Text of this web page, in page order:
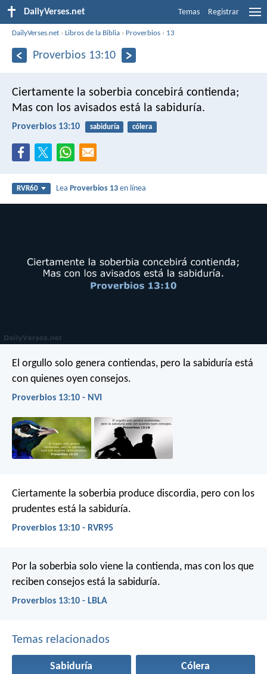
DailyVerses.net Temas Registrar
DailyVerses.net ›Libros de la Biblia › Proverbios › 13
Proverbios 13:10
Ciertamente la soberbia concebirá contienda;
Mas con los avisados está la sabiduría.
Proverbios 13:10 sabiduría cólera
RVR60 LeaProverbios 13 en línea
El orgullo solo genera contiendas, pero la sabiduría está
con quienes oyen consejos.
Proverbios 13:10 - NVI
Ciertamente la soberbia produce discordia, pero con los
prudentes está la sabiduría.
Proverbios 13:10 - RVR95
Por la soberbia solo viene la contienda, mas con los que
reciben consejos está la sabiduría.
Proverbios 13:10 - LBLA
Temas relacionados
Sabiduría Cólera